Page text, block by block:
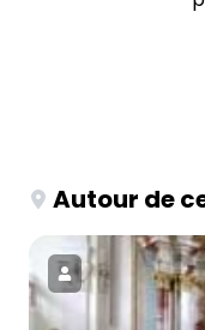
Autour de